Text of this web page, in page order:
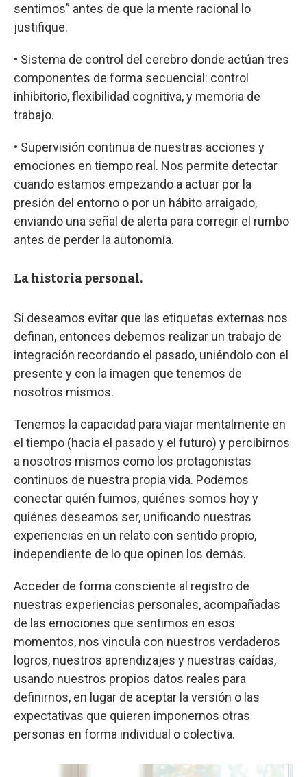
sentimos” antes de que la mente racional lo
justifique.
• Sistema de control del cerebro donde actúan tres
componentes de forma secuencial: control
inhibitorio, flexibilidad cognitiva, y memoria de
trabajo.
• Supervisión continua de nuestras acciones y
emociones en tiempo real. Nos permite detectar
cuando estamos empezando a actuar por la
presión del entorno o por un hábito arraigado,
enviando una señal de alerta para corregir el rumbo
antes de perder la autonomía.
La historia personal.
Si deseamos evitar que las etiquetas externas nos
definan, entonces debemos realizar un trabajo de
integración recordando el pasado, uniéndolo con el
presente y con la imagen que tenemos de
nosotros mismos.
Tenemos la capacidad para viajar mentalmente en
el tiempo (hacia el pasado y el futuro) y percibirnos
a nosotros mismos como los protagonistas
continuos de nuestra propia vida. Podemos
conectar quién fuimos, quiénes somos hoy y
quiénes deseamos ser, unificando nuestras
experiencias en un relato con sentido propio,
independiente de lo que opinen los demás.
Acceder de forma consciente al registro de
nuestras experiencias personales, acompañadas
de las emociones que sentimos en esos
momentos, nos vincula con nuestros verdaderos
logros, nuestros aprendizajes y nuestras caídas,
usando nuestros propios datos reales para
definirnos, en lugar de aceptar la versión o las
expectativas que quieren imponernos otras
personas en forma individual o colectiva.